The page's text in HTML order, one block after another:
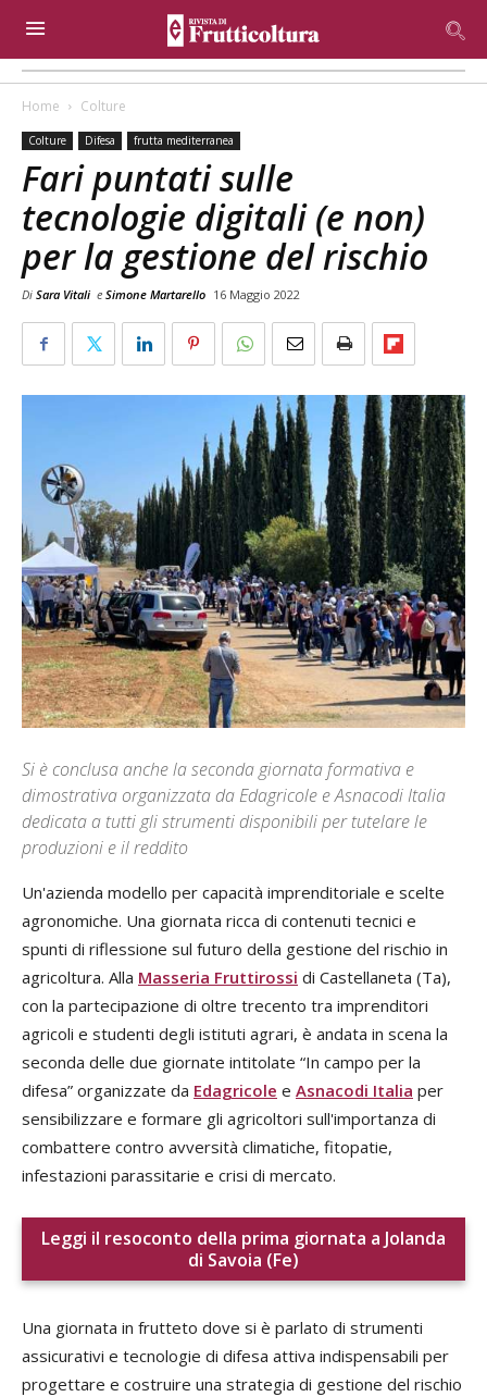
Home Colture
Colture Difesa frutta mediterranea
Fari puntati sulle
tecnologie digitali (e non)
per la gestione del rischio
Di Sara Vitali e Simone Martarello 16 Maggio 2022
Si è conclusa anche la seconda giornata formativa e
dimostrativa organizzata da Edagricole e Asnacodi Italia
dedicata a tutti gli strumenti disponibili per tutelare le
produzioni e il reddito
Un'azienda modello per capacità imprenditoriale e scelte
agronomiche. Una giornata ricca di contenuti tecnici e
spunti di riflessione sul futuro della gestione del rischio in
agricoltura. Alla Masseria Fruttirossi di Castellaneta (Ta),
con la partecipazione di oltre trecento tra imprenditori
agricoli e studenti degli istituti agrari, è andata in scena la
seconda delle due giornate intitolate “In campo per la
difesa” organizzate da Edagricole e Asnacodi Italia per
sensibilizzare e formare gli agricoltori sull'importanza di
combattere contro avversità climatiche, fitopatie,
infestazioni parassitarie e crisi di mercato.
Leggi il resoconto della prima giornata a Jolanda
di Savoia (Fe)
Una giornata in frutteto dove si è parlato di strumenti
assicurativi e tecnologie di difesa attiva indispensabili per
progettare e costruire una strategia di gestione del rischio